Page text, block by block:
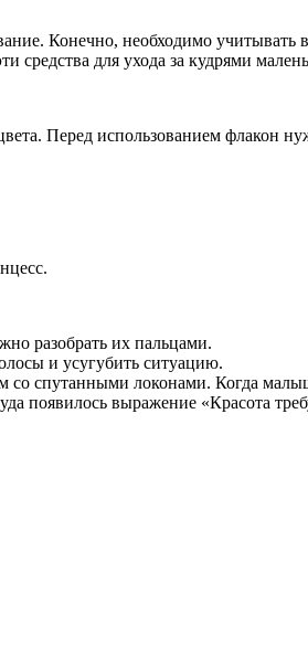
Конечно, необходимо учитывать
для ухода за кудрями
Перед использованием флакон
разобрать их пальцами.
и усугубить ситуацию.
спутанными локонами. Когда
появилось выражение «Красота